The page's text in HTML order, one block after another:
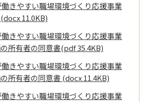
きやすい職場環境づくり応援事業
(docx 11.0KB)
きやすい職場環境づくり応援事業
所有者の同意書(pdf 35.4KB)
きやすい職場環境づくり応援事業
所有者の同意書 (docx 11.4KB)
きやすい職場環境づくり応援事業